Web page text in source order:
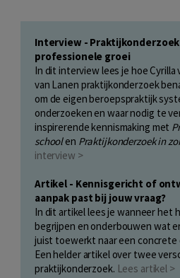
Interview -
professionele groei
In dit interview lees je hoe Cyrilla
van Lanen praktijkonderzoek
om de eigen beroepspraktijk
onderzoeken en waar nodig te
inspirerende kennismaking met
schoolen Praktijkonderzoek in
interview >
Artikel - Kennisgericht of
aanpak past bij jouw vraag?
In dit artikel lees je wanneer het
begrijpen en onderbouwen wat
juist toewerkt naar een concrete
Een helder artikel over twee
praktijkonderzoek. Lees artikel >